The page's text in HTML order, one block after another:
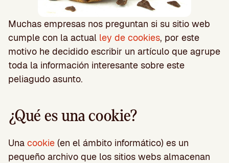
Muchas empresas nos preguntan si su sitio web
cumple con la actual ley de cookies, por este
motivo he decidido escribir un artículo que agrupe
toda la información interesante sobre este
peliagudo asunto.
¿Qué es una cookie?
Una cookie (en el ámbito informático) es un
pequeño archivo que los sitios webs almacenan